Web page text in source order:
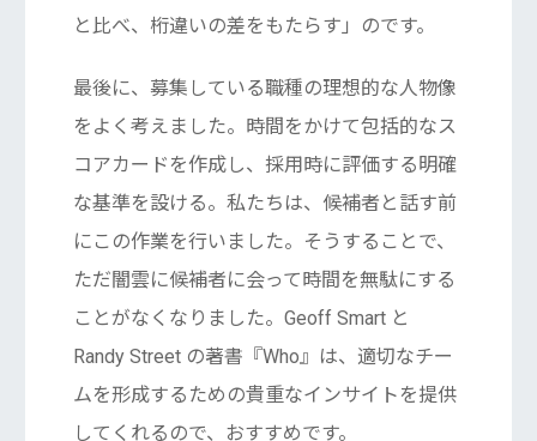
と比べ、桁違いの差をもたらす」のです。
最後に、募集している職種の理想的な人物像
をよく考えました。時間をかけて包括的なス
コアカードを作成し、採用時に評価する明確
な基準を設ける。私たちは、候補者と話す前
にこの作業を行いました。そうすることで、
ただ闇雲に候補者に会って時間を無駄にする
ことがなくなりました。Geoff Smart と
Randy Street の著書『Who』は、適切なチー
ムを形成するための貴重なインサイトを提供
してくれるので、おすすめです。